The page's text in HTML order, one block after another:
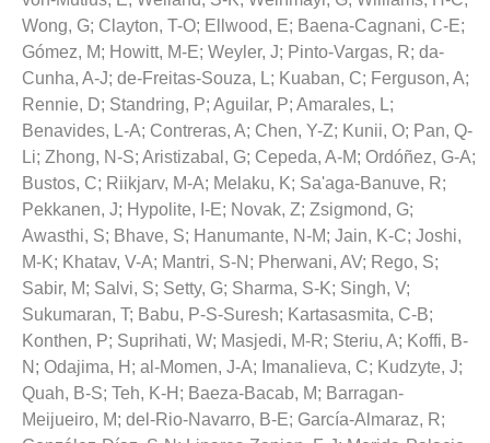
Wong, G; Clayton, T-O; Ellwood, E; Baena-Cagnani, C-E;
Gómez, M; Howitt, M-E; Weyler, J; Pinto-Vargas, R; da-
Cunha, A-J; de-Freitas-Souza, L; Kuaban, C; Ferguson, A;
Rennie, D; Standring, P; Aguilar, P; Amarales, L;
Benavides, L-A; Contreras, A; Chen, Y-Z; Kunii, O; Pan, Q-
Li; Zhong, N-S; Aristizabal, G; Cepeda, A-M; Ordóñez, G-A;
Bustos, C; Riikjarv, M-A; Melaku, K; Sa'aga-Banuve, R;
Pekkanen, J; Hypolite, I-E; Novak, Z; Zsigmond, G;
Awasthi, S; Bhave, S; Hanumante, N-M; Jain, K-C; Joshi,
M-K; Khatav, V-A; Mantri, S-N ; Pherwani, AV; Rego, S;
Sabir, M; Salvi, S; Setty, G; Sharma, S-K; Singh, V;
Sukumaran, T; Babu, P-S-Suresh; Kartasasmita, C-B;
Konthen, P; Suprihati, W; Masjedi, M-R; Steriu, A; Koffi, B-
N ; Odajima, H ; al-Momen, J-A; Imanalieva, C; Kudzyte, J;
Quah, B-S; Teh, K-H ; Baeza-Bacab, M; Barragan-
Meijueiro, M; del-Rio-Navarro, B-E; García-Almaraz, R;